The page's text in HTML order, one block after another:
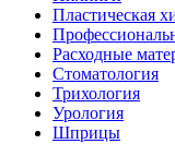
Пластическая
Расходные
Стоматология
Трихология
Урология
Шприцы